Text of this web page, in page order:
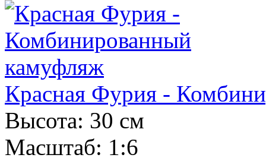
Красная Фурия -
Высота: 30 см
Масштаб: 1:6